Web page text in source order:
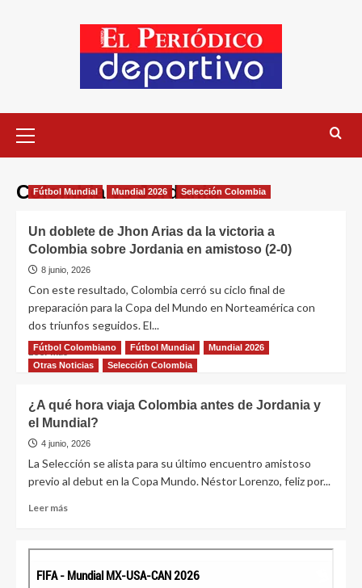
Colombia vs Jordania
Fútbol Mundial Mundial 2026 Selección Colombia
Un doblete de Jhon Arias da la victoria a
Colombia sobre Jordania en amistoso (2-0)
8 junio, 2026
Con este resultado, Colombia cerró su ciclo final de
preparación para la Copa del Mundo en Norteamérica con
dos triunfos seguidos. El...
Leer más
Fútbol Colombiano Fútbol Mundial
Mundial 2026
Otras Noticias
Selección Colombia
¿A qué hora viaja Colombia antes de Jordania y
el Mundial?
4 junio, 2026
La Selección se alista para su último encuentro amistoso
previo al debut en la Copa Mundo. Néstor Lorenzo, feliz por...
Leer más